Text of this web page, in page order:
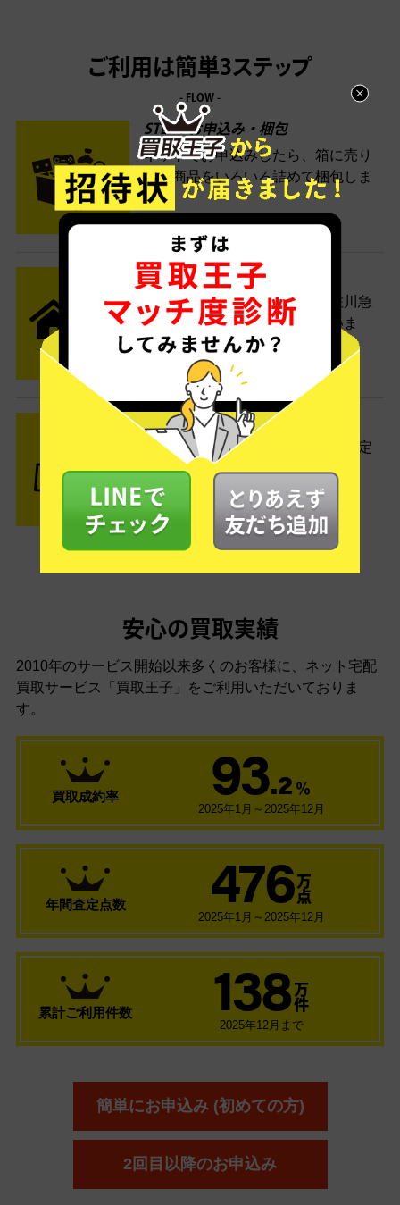
ご利用は簡単3ステップ
- FLOW -
STEP1 お申込み・梱包
ネットでお申込みしたら、箱に売り
たい商品をいろいろ詰めて梱包しま
す。
STEP2 発送
送料無料でご自宅から発送！佐川急
便がご自宅まで引き取りに伺いま
す。
STEP3 ご入金
査定結果はメールでお知らせ。査定
結果がOKなら金額をお支払い！
安心の買取実績
2010年のサービス開始以来多くのお客様に、 ネット宅配
買取サービス「買取王子」をご利用いただいておりま
す。
買取成約率 93.2 ％
2025年1月～2025年12月
年間査定点数 476 万
点
2025年1月～2025年12月
累計ご利用件数 138 万
件
2025年12月まで
簡単にお申込み (初めての方)
2回目以降のお申込み